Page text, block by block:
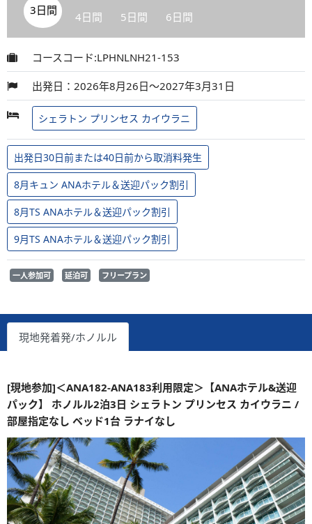
3日間 4日間 5日間 6日間
コースコード:LPHNLNH21-153
出発日：2026年8月26日～2027年3月31日
シェラトン プリンセス カイウラニ
出発日30日前または40日前から取消料発生
8月キュン ANAホテル＆送迎パック割引
8月TS ANAホテル＆送迎パック割引
9月TS ANAホテル＆送迎パック割引
一人参加可 延泊可 フリープラン
現地発着発/ホノルル
[現地参加]＜ANA182-ANA183利用限定＞【ANAホテル&送迎
パック】 ホノルル2泊3日 シェラトン プリンセス カイウラニ /
部屋指定なし ベッド1台 ラナイなし